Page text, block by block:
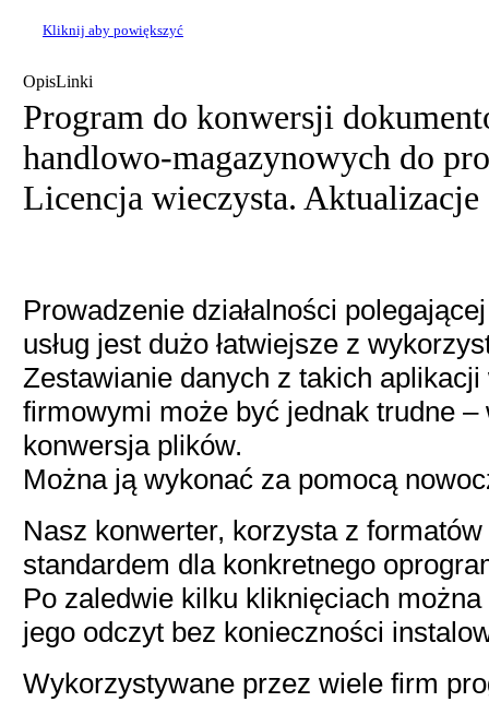
Kliknij aby powiększyć
OpisLinki
Program do konwersji
handlowo-magazynowych do
Licencja wieczysta. Aktualizacje
Prowadzenie działalności
usług jest dużo łatwiejsze z
Zestawianie danych z takich
firmowymi może być jednak trudne
konwersja plików.
Można ją wykonać za pomocą
Nasz konwerter, korzysta z
standardem dla konkretnego
Po zaledwie kilku kliknięciach
jego odczyt bez konieczności
Wykorzystywane przez wiele firm